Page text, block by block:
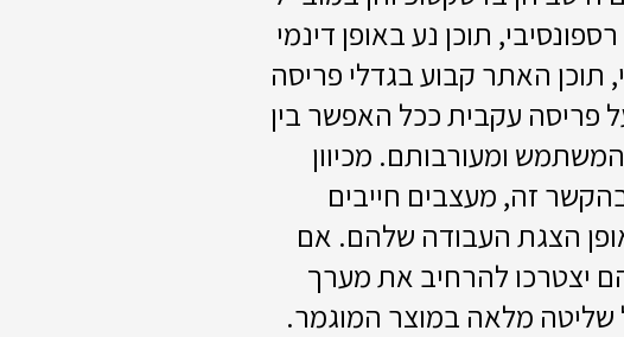
תוכן נע באופן דינמי
האתר קבוע בגדלי פריסה
פריסה עקבית ככל האפשר בין
ומעורבותם. מכיוון
זה, מעצבים חייבים
הצגת העבודה שלהם. אם
יצטרכו להרחיב את מערך
שליטה מלאה במוצר המוגמר.